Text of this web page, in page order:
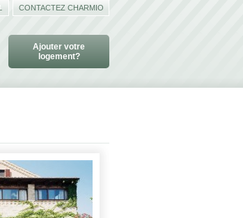
Ajouter votre
logement?
CONTACTEZ CHARMIO